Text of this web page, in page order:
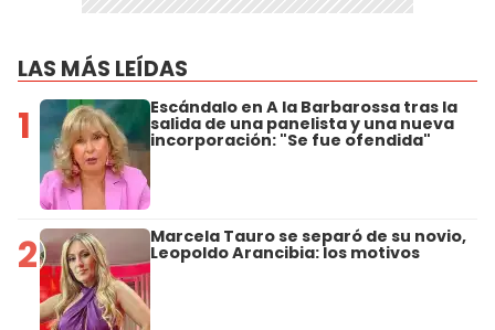
LAS MÁS LEÍDAS
1 Escándalo en A la Barbarossa tras la
salida de una panelista y una nueva
incorporación: "Se fue ofendida"
2 Marcela Tauro se separó de su novio,
Leopoldo Arancibia: los motivos